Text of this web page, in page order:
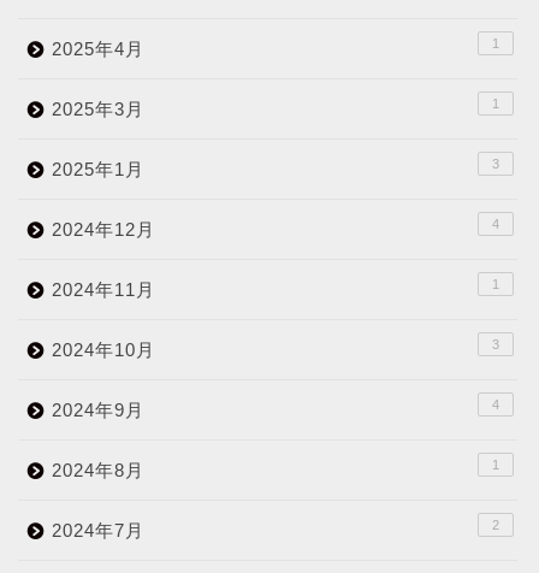
2025年4月 1
2025年3月 1
2025年1月 3
2024年12月 4
2024年11月 1
2024年10月 3
2024年9月 4
2024年8月 1
2024年7月 2